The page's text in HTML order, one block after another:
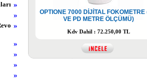
»
»
»
»
»
»
»
OPTIONE 7000 DİJİTAL FOKOMETRE
VE PD METRE ÖLÇÜMÜ)
Kdv Dahil : 72.250,00 TL